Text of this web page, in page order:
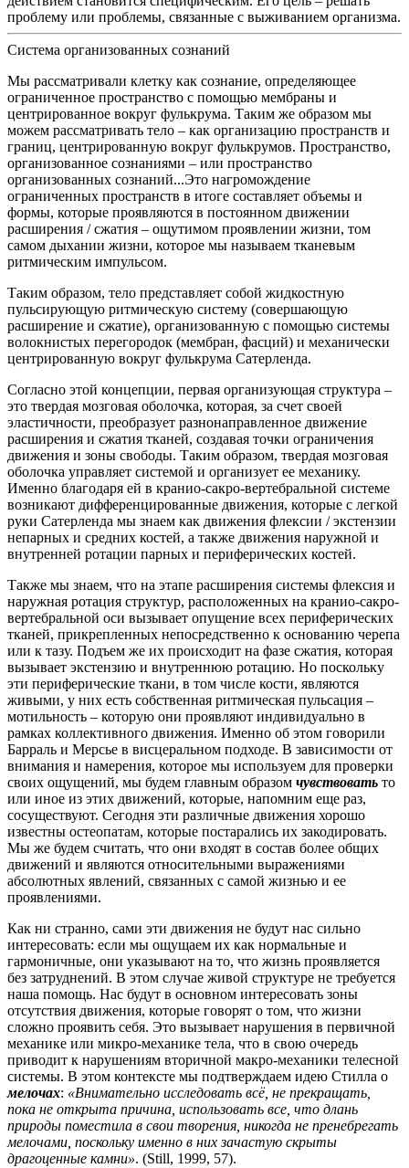
проблему или проблемы, связанные с выживанием организма.
Система организованных сознаний
Мы рассматривали клетку как сознание, определяющее
ограниченное пространство с помощью мембраны и
центрированное вокруг фулькрума. Таким же образом мы
можем рассматривать тело – как организацию пространств и
границ, центрированную вокруг фулькрумов. Пространство,
организованное сознаниями – или пространство
организованных сознаний...Это нагромождение
ограниченных пространств в итоге составляет объемы и
формы, которые проявляются в постоянном движении
расширения / сжатия – ощутимом проявлении жизни, том
самом дыхании жизни, которое мы называем тканевым
ритмическим импульсом.
Таким образом, тело представляет собой жидкостную
пульсирующую ритмическую систему (совершающую
расширение и сжатие), организованную с помощью системы
волокнистых перегородок (мембран, фасций) и механически
центрированную вокруг фулькрума Сатерленда.
Cогласно этой концепции, первая организующая структура –
это твердая мозговая оболочка, которая, за счет своей
эластичности, преобразует разнонаправленное движение
расширения и сжатия тканей, создавая точки ограничения
движения и зоны свободы. Таким образом, твердая мозговая
оболочка управляет системой и организует ее механику.
Именно благодаря ей в кранио-сакро-вертебральной системе
возникают дифференцированные движения, которые с легкой
руки Сатерленда мы знаем как движения флексии / экстензии
непарных и средних костей, а также движения наружной и
внутренней ротации парных и периферических костей.
Также мы знаем, что на этапе расширения системы флексия и
наружная ротация структур, расположенных на кранио-сакро-
вертебральной оси вызывает опущение всех периферических
тканей, прикрепленных непосредственно к основанию черепа
или к тазу. Подъем же их происходит на фазе сжатия, которая
вызывает экстензию и внутреннюю ротацию. Но поскольку
эти периферические ткани, в том числе кости, являются
живыми, у них есть собственная ритмическая пульсация –
мотильность – которую они проявляют индивидуально в
рамках коллективного движения. Именно об этом говорили
Барраль и Мерсье в висцеральном подходе. В зависимости от
внимания и намерения, которое мы используем для проверки
своих ощущений, мы будем главным образом чувствовать то
или иное из этих движений, которые, напомним еще раз,
сосуществуют. Сегодня эти различные движения хорошо
известны остеопатам, которые постарались их закодировать.
Мы же будем считать, что они входят в состав более общих
движений и являются относительными выражениями
абсолютных явлений, связанных с самой жизнью и ее
проявлениями.
Как ни странно, сами эти движения не будут нас сильно
интересовать: если мы ощущаем их как нормальные и
гармоничные, они указывают на то, что жизнь проявляется
без затруднений. В этом случае живой структуре не требуется
наша помощь. Нас будут в основном интересовать зоны
отсутствия движения, которые говорят о том, что жизни
сложно проявить себя. Это вызывает нарушения в первичной
механике или микро-механике тела, что в свою очередь
приводит к нарушениям вторичной макро-механики телесной
системы. В этом контексте мы подтверждаем идею Стилла о
мелочах: «Внимательно исследовать всё, не прекращать,
пока не открыта причина, использовать все, что длань
природы поместила в свои творения, никогда не пренебрегать
мелочами, поскольку именно в них зачастую скрыты
драгоценные камни». (Still, 1999, 57).